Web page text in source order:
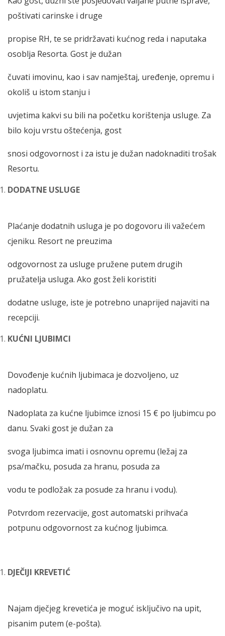
poštivati carinske i druge
propise RH, te se pridržavati kućnog reda i naputaka
osoblja Resorta. Gost je dužan
čuvati imovinu, kao i sav namještaj, uređenje, opremu i
okoliš u istom stanju i
uvjetima kakvi su bili na početku korištenja usluge. Za
bilo koju vrstu oštećenja, gost
snosi odgovornost i za istu je dužan nadoknaditi trošak
Resortu.
DODATNE USLUGE
Plaćanje dodatnih usluga je po dogovoru ili važećem
cjeniku. Resort ne preuzima
odgovornost za usluge pružene putem drugih
pružatelja usluga. Ako gost želi koristiti
dodatne usluge, iste je potrebno unaprijed najaviti na
recepciji.
KUĆNI LJUBIMCI
Dovođenje kućnih ljubimaca je dozvoljeno, uz
nadoplatu.
Nadoplata za kućne ljubimce iznosi 15 € po ljubimcu po
danu. Svaki gost je dužan za
svoga ljubimca imati i osnovnu opremu (ležaj za
psa/mačku, posuda za hranu, posuda za
vodu te podložak za posude za hranu i vodu).
Potvrdom rezervacije, gost automatski prihvaća
potpunu odgovornost za kućnog ljubimca.
DJEČIJI KREVETIĆ
Najam dječjeg krevetića je moguć isključivo na upit,
pisanim putem (e-pošta).